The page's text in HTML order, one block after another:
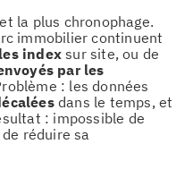
la plus chronophage.
immobilier continuent
indexsur site, ou de
par les
: les données
dans le temps, et
: impossible de
réduire sa